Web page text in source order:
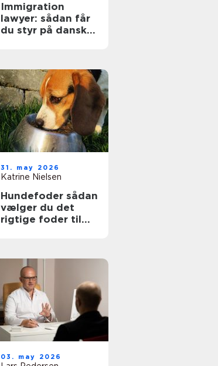
Immigration
lawyer: sådan får
du styr på dansk
31. may 2026
Katrine Nielsen
Hundefoder sådan
vælger du det
rigtige foder til
03. may 2026